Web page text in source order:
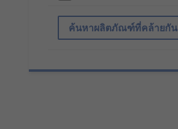
ค้นหาผลิตภัณฑ์ที่คล้ายกัน